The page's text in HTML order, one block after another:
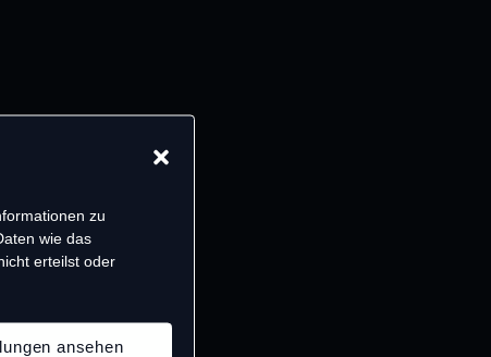
zu
wie das
erteilst oder
ansehen